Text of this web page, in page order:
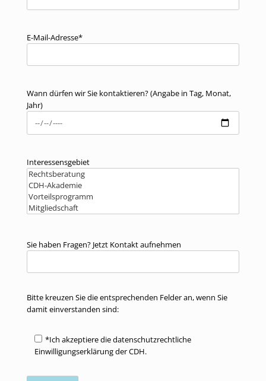
E-Mail-Adresse*
Wann dürfen wir Sie kontaktieren? (Angabe in Tag, Monat,
Jahr)
Interessensgebiet
Sie haben Fragen? Jetzt Kontakt aufnehmen
Bitte kreuzen Sie die entsprechenden Felder an, wenn Sie
damit einverstanden sind:
*Ich akzeptiere die datenschutzrechtliche
Einwilligungserklärung der CDH.